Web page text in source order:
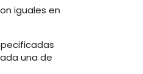
iguales en
una de